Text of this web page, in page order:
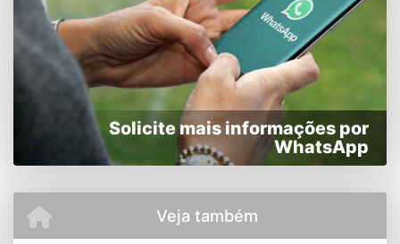
Solicite mais informações por
WhatsApp
Veja também